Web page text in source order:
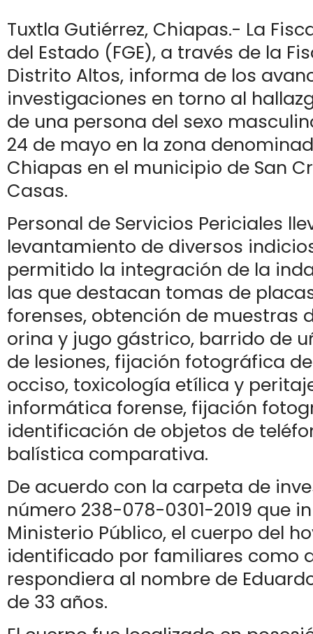
Tuxtla Gutiérrez, Chiapas.- La
del Estado (FGE), a través de la
Distrito Altos, informa de los
investigaciones en torno al
de una persona del sexo
24 de mayo en la zona
Chiapas en el municipio de San
Casas.
Personal de Servicios Periciales
levantamiento de diversos
permitido la integración de la
las que destacan tomas de
forenses, obtención de muestras
orina y jugo gástrico, barrido de
de lesiones, fijación fotográfica
occiso, toxicología etílica y
informática forense, fijación
identificación de objetos de
balística comparativa.
De acuerdo con la carpeta de
número 238-078-0301-2019 que
Ministerio Público, el cuerpo del
identificado por familiares como
respondiera al nombre de
de 33 años.